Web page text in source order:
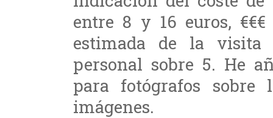
entre 8 y 16 euros,
estimada de la visita
personal sobre 5. He
para fotógrafos
imágenes.